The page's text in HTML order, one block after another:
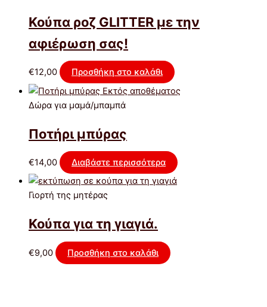
Κούπα ροζ GLITTER με την
αφιέρωση σας!
€12,00
Προσθήκη στο καλάθι
Εκτός αποθέματος
Δώρα για μαμά/μπαμπά
Ποτήρι μπύρας
€14,00 Διαβάστε περισσότερα
Γιορτή της μητέρας
Κούπα για τη γιαγιά.
€9,00 Προσθήκη στο καλάθι